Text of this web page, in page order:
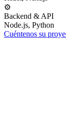
⚙️
Backend & API
Node.js, Python
Cuéntenos su